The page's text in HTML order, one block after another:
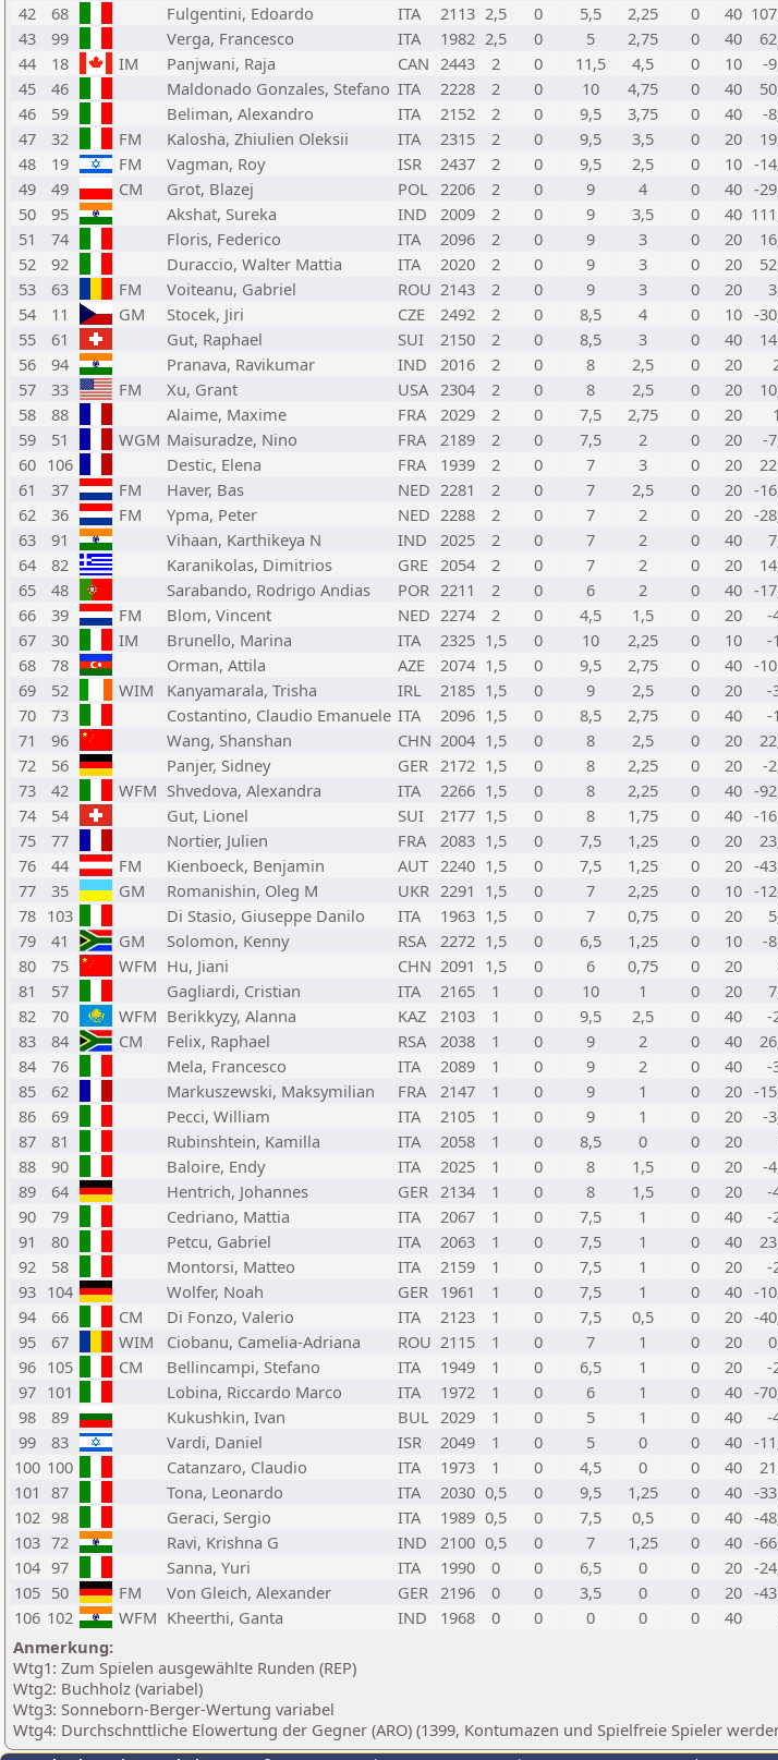
42
68 Fulgentini, Edoardo ITA 2113 2,5 0 5,5 2,25 0 40
43
99 Verga, Francesco ITA 1982 2,5 0 5 2,75 0 40
44
18 IM Panjwani, Raja CAN 2443 2 0 11,5 4,5 0 10
-
45
46 Maldonado Gonzales, Stefano ITA 2228 2 0 10 4,75 0 40
46
59 Beliman, Alexandro ITA 2152 2 0 9,5 3,75 0 40
-
47
32 FM Kalosha, Zhiulien Oleksii ITA 2315 2 0 9,5 3,5 0 20
48
19 FM Vagman, Roy ISR 2437 2 0 9,5 2,5 0 10 -
49
49 CM Grot, Blazej POL 2206 2 0 9 4 0 40 -
50
95 Akshat, Sureka IND 2009 2 0 9 3,5 0 40
51
74 Floris, Federico ITA 2096 2 0 9 3 0 20
52
92 Duraccio, Walter Mattia ITA 2020 2 0 9 3 0 20
53
63 FM Voiteanu, Gabriel ROU 2143 2 0 9 3 0 20
54
11 GM Stocek, Jiri CZE 2492 2 0 8,5 4 0 10 -
55
61 Gut, Raphael SUI 2150 2 0 8,5 3 0 40
56
94 Pranava, Ravikumar IND 2016 2 0 8 2,5 0 20
57
33 FM Xu, Grant USA 2304 2 0 8 2,5 0 20
58
88 Alaime, Maxime FRA 2029 2 0 7,5 2,75 0 20
59
51 WGM Maisuradze, Nino FRA 2189 2 0 7,5 2 0 20
-
60 106 Destic, Elena FRA 1939 2 0 7 3 0 20
61
37 FM Haver, Bas NED 2281 2 0 7 2,5 0 20 -
62
36 FM Ypma, Peter NED 2288 2 0 7 2 0 20 -
63
91 Vihaan, Karthikeya N IND 2025 2 0 7 2 0 40
64
82 Karanikolas, Dimitrios GRE 2054 2 0 7 2 0 20
65
48 Sarabando, Rodrigo Andias POR 2211 2 0 6 2 0 40 -
66
39 FM Blom, Vincent NED 2274 2 0 4,5 1,5 0 20
-
67
30 IM Brunello, Marina ITA 2325 1,5 0 10 2,25 0 10
-
68
78 Orman, Attila AZE 2074 1,5 0 9,5 2,75 0 40 -
69
52 WIM Kanyamarala, Trisha IRL 2185 1,5 0 9 2,5 0 20
-
70
73 Costantino, Claudio Emanuele ITA 2096 1,5 0 8,5 2,75 0 40
-
71
96 Wang, Shanshan CHN 2004 1,5 0 8 2,5 0 20
72
56 Panjer, Sidney GER 2172 1,5 0 8 2,25 0 20
-
73
42 WFM Shvedova, Alexandra ITA 2266 1,5 0 8 2,25 0 40 -
74
54 Gut, Lionel SUI 2177 1,5 0 8 1,75 0 40 -
75
77 Nortier, Julien FRA 2083 1,5 0 7,5 1,25 0 20
76
44 FM Kienboeck, Benjamin AUT 2240 1,5 0 7,5 1,25 0 20 -
77
35 GM Romanishin, Oleg M UKR 2291 1,5 0 7 2,25 0 10 -
78 103 Di Stasio, Giuseppe Danilo ITA 1963 1,5 0 7 0,75 0 20
79
41 GM Solomon, Kenny RSA 2272 1,5 0 6,5 1,25 0 10
-
80
75 WFM Hu, Jiani CHN 2091 1,5 0 6 0,75 0 20
81
57 Gagliardi, Cristian ITA 2165 1 0 10 1 0 20
82
70 WFM Berikkyzy, Alanna KAZ 2103 1 0 9,5 2,5 0 40
-
83
84 CM Felix, Raphael RSA 2038 1 0 9 2 0 40
84
76 Mela, Francesco ITA 2089 1 0 9 2 0 40
-
85
62 Markuszewski, Maksymilian FRA 2147 1 0 9 1 0 20 -
86
69 Pecci, William ITA 2105 1 0 9 1 0 20
-
87
81 Rubinshtein, Kamilla ITA 2058 1 0 8,5 0 0 20
88
90 Baloire, Endy ITA 2025 1 0 8 1,5 0 20
-
89
64 Hentrich, Johannes GER 2134 1 0 8 1,5 0 20
-
90
79 Cedriano, Mattia ITA 2067 1 0 7,5 1 0 40
-
91
80 Petcu, Gabriel ITA 2063 1 0 7,5 1 0 40
92
58 Montorsi, Matteo ITA 2159 1 0 7,5 1 0 20
-
93 104 Wolfer, Noah GER 1961 1 0 7,5 1 0 40 -
94
66 CM Di Fonzo, Valerio ITA 2123 1 0 7,5 0,5 0 20 -
95
67 WIM Ciobanu, Camelia-Adriana ROU 2115 1 0 7 1 0 20
96 105 CM Bellincampi, Stefano ITA 1949 1 0 6,5 1 0 20
-
97 101 Lobina, Riccardo Marco ITA 1972 1 0 6 1 0 40 -
98
89 Kukushkin, Ivan BUL 2029 1 0 5 1 0 40
-
99
83 Vardi, Daniel ISR 2049 1 0 5 0 0 40 -
100 100 Catanzaro, Claudio ITA 1973 1 0 4,5 0 0 40
101 87 Tona, Leonardo ITA 2030 0,5 0 9,5 1,25 0 40 -
102 98 Geraci, Sergio ITA 1989 0,5 0 7,5 0,5 0 40 -
103 72 Ravi, Krishna G IND 2100 0,5 0 7 1,25 0 40 -
104 97 Sanna, Yuri ITA 1990 0 0 6,5 0 0 20 -
105 50 FM Von Gleich, Alexander GER 2196 0 0 3,5 0 0 20 -
106 102 WFM Kheerthi, Ganta IND 1968 0 0 0 0 0 40
Anmerkung:
Wtg1: Zum Spielen ausgewählte Runden (REP)
Wtg2: Buchholz (variabel)
Wtg3: Sonneborn-Berger-Wertung variabel
Wtg4: Durchschnttliche Elowertung der Gegner (ARO) (1399, Kontumazen und Spielfreie Spieler